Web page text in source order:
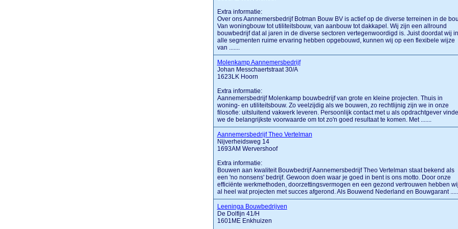
Extra informatie:
Over ons Aannemersbedrijf Botman Bouw BV is actief op de diverse terreinen in de
Van woningbouw tot utiliteitsbouw, van aanbouw tot dakkapel. Wij zijn een allround
bouwbedrijf dat al jaren in de diverse sectoren vertegenwoordigd is. Juist doordat wij in
alle segmenten ruime ervaring hebben opgebouwd, kunnen wij op een flexibele wijze
van .......
Molenkamp Aannemersbedrijf
Johan Messchaertstraat 30/A
1623LK Hoorn
Extra informatie:
Aannemersbedrijf Molenkamp bouwbedrijf van grote en kleine projecten. Thuis in
woning- en utiliteitsbouw. Zo veelzijdig als we bouwen, zo rechtlijnig zijn we in onze
filosofie: uitsluitend vakwerk leveren. Persoonlijk contact met u als opdrachtgever
we de belangrijkste voorwaarde om tot zo'n goed resultaat te komen. Met .......
Aannemersbedrijf Theo Vertelman
Nijverheidsweg 14
1693AM Wervershoof
Extra informatie:
Bouwen aan kwaliteit Bouwbedrijf Aannemersbedrijf Theo Vertelman staat bekend als
een 'no nonsens' bedrijf. Gewoon doen waar je goed in bent is ons motto. Door onze
efficiënte werkmethoden, doorzettingsvermogen en een gezond vertrouwen hebben wij
al heel wat projecten met succes afgerond. Als Bouwend Nederland en Bouwgarant
Leeninga Bouwbedrijven
De Dolfijn 41/H
1601ME Enkhuizen